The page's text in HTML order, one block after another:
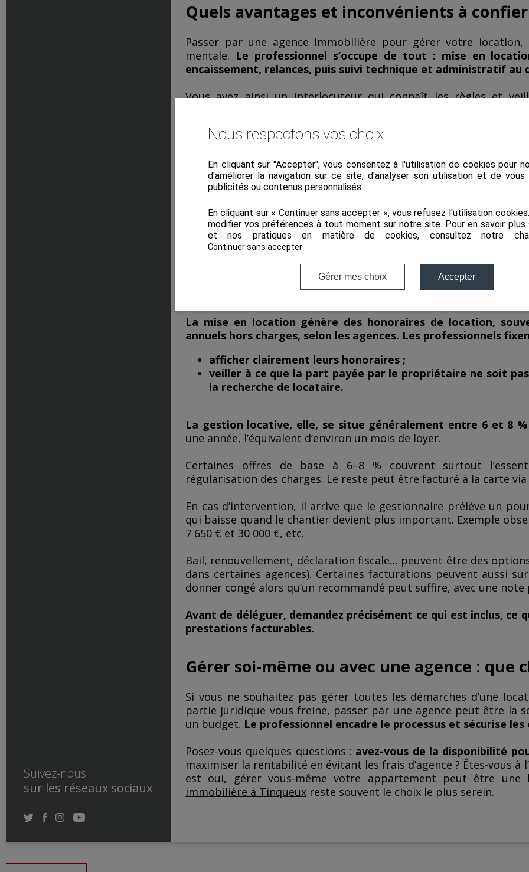
Suivez-nous
sur les réseaux sociaux
​Quels avantages et inconvénients à
Passer par une agence immobilière pour gérer votre location,
mentale. Le professionnel s’occupe de tout : mise en
encaissement, relances, puis suivi technique et administratif au
Vous avez ainsi un interlocuteur qui connaît les règles et
garantie loyers impayés (GLI), utile pour limiter le risque en
détenez plusieurs logements,
habitez loin,
Combien coûte une agence de gestion
Les administrateurs de biens sont rémunérés en fonction de ce
Côté budget, il faut distinguer deux volets : la mise en location et
La mise en location génère des honoraires de location,
annuels hors charges, selon les agences. Les professionnels
afficher clairement leurs honoraires ;
veiller à ce que la part payée par le propriétaire ne soit
la recherche de locataire.
La gestion locative, elle, se situe généralement entre 6 et 8
une année, l’équivalent d’environ un mois de loyer.
Certaines offres de base à 6–8 % couvrent surtout
régularisation des charges. Le reste peut être facturé à la carte
En cas d’intervention, il arrive que le gestionnaire prélève un
qui baisse quand le chantier devient plus important. Exemple
7 650 € et 30 000 €, etc.
Bail, renouvellement, déclaration fiscale… peuvent être des
dans certaines agences). Certaines facturations peuvent aussi
donner congé alors qu’un recommandé peut suffire, avec une note
Avant de déléguer, demandez précisément ce qui est inclus, ce
prestations facturables.
Gérer soi-même ou avec une agence : que
Si vous ne souhaitez pas gérer toutes les démarches d’une
partie juridique vous freine, passer par une agence peut être la
un budget. Le professionnel encadre le processus et sécurise les
​Posez-vous quelques questions : avez-vous de la disponibilité
maximiser la rentabilité en évitant les frais d’agence ? Êtes-vous à
est oui, gérer vous-même votre appartement peut être une
immobilière à Tinqueux reste souvent le choix le plus serein.
Nous respectons vos choix
En cliquant sur "Accepter", vous consentez à l'utilisation de cookies pour
d'améliorer la navigation sur ce site, d'analyser son utilisation et de vous
publicités ou contenus personnalisés.
En cliquant sur « Continuer sans accepter », vous refusez l'utilisation
modifier vos préférences à tout moment sur notre site. Pour en savoir plus
et nos pratiques en matière de cookies, consultez notre
Continuer sans accepter
Gérer mes choix Accepter